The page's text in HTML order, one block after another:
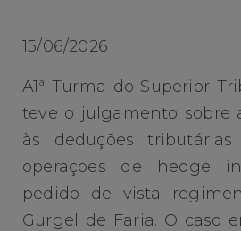
15/06/2026
A1ª Turma do Superior
teve o julgamento sobre
às deduções
operações de hedge
pedido de vista
Gurgel de Faria. O caso